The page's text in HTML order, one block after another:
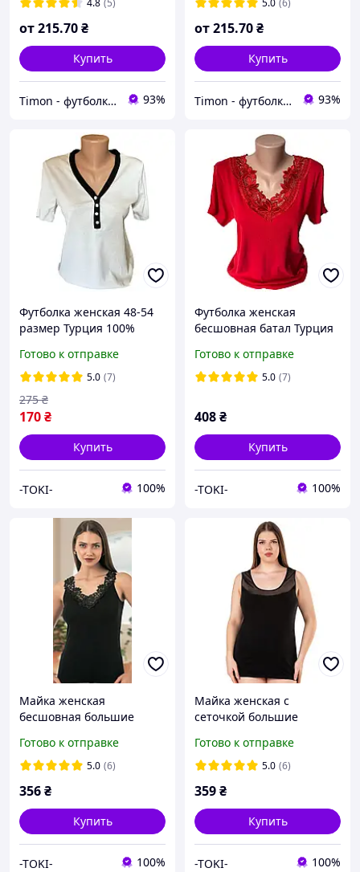
4.8 (5)
от215.70₴
Купить
Timon - футболки детские и взрослые однотонные 93%
5.0 (6)
от215.70₴
Купить
Timon - футболки детские и взрослые однотонные 93%
Футболка женская 48-54
размер Турция 100%
Готово к отправке
5.0 (7)
170₴
275 ₴
Купить
-TOKI- 100%
Футболка женская
бесшовная батал Турция
Готово к отправке
5.0 (7)
408₴
Купить
-TOKI- 100%
Майка женская
бесшовная большие
100% хлопок
Готово к отправке
5.0 (6)
356₴
Купить
-TOKI- 100%
Майка женская с
сеточкой большие
Готово к отправке
5.0 (6)
359₴
Купить
-TOKI- 100%